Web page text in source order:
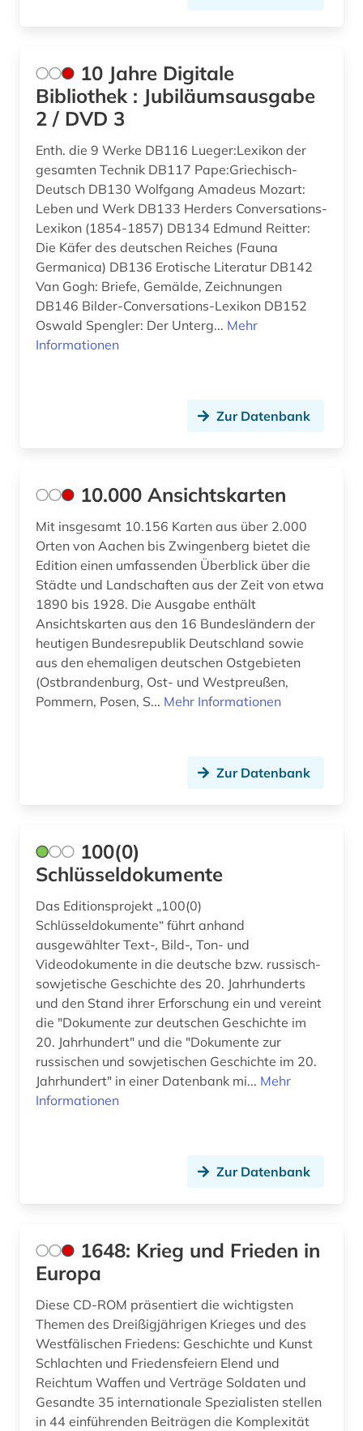
anne frank (1)
anschrift (1)
ansichtskarte (1)
ansichtspostkarte (4)
antarktika (1)
antarktis (2)
anthologie (7)
anthropologie (9)
antiheld (1)
antijüdische propaganda (1)
antike religionen (1)
antikolonialismus (2)
antisemitismus (8)
antisemitismus (motiv) (1)
antisemitismusforschung (1)
aquarell (1)
arabisch (11)
arabische literatur (1)
arabische staaten (3)
arabistik (6)
arbeit (1)
arbeiterbewegung (12)
arbeiterin (1)
architekturgeschichte (1)
archiv (58)
archiv für kindertexte eva maria kohl (1)
archival documents (1)
archivalien (5)
archivbestand (2)
10 Jahre Digitale
Bibliothek : Jubiläumsausgabe
2 / DVD 3
Enth. die 9 Werke DB116 Lueger:Lexikon der
gesamten Technik DB117 Pape:Griechisch-
Deutsch DB130 Wolfgang Amadeus Mozart:
Leben und Werk DB133 Herders Conversations-
Lexikon (1854-1857) DB134 Edmund Reitter:
Die Käfer des deutschen Reiches (Fauna
Germanica) DB136 Erotische Literatur DB142
Van Gogh: Briefe, Gemälde, Zeichnungen
DB146 Bilder-Conversations-Lexikon DB152
Oswald Spengler: Der Unterg... Mehr
Informationen
Zur Datenbank
10.000 Ansichtskarten
Mit insgesamt 10.156 Karten aus über 2.000
Orten von Aachen bis Zwingenberg bietet die
Edition einen umfassenden Überblick über die
Städte und Landschaften aus der Zeit von etwa
1890 bis 1928. Die Ausgabe enthält
Ansichtskarten aus den 16 Bundesländern der
heutigen Bundesrepublik Deutschland sowie
aus den ehemaligen deutschen Ostgebieten
(Ostbrandenburg, Ost- und Westpreußen,
Pommern, Posen, S... Mehr Informationen
Zur Datenbank
100(0)
Schlüsseldokumente
Das Editionsprojekt „100(0)
Schlüsseldokumente“ führt anhand
ausgewählter Text-, Bild-, Ton- und
Videodokumente in die deutsche bzw. russisch-
sowjetische Geschichte des 20. Jahrhunderts
und den Stand ihrer Erforschung ein und vereint
die "Dokumente zur deutschen Geschichte im
20. Jahrhundert" und die "Dokumente zur
russischen und sowjetischen Geschichte im 20.
Jahrhundert" in einer Datenbank mi... Mehr
Informationen
Zur Datenbank
1648: Krieg und Frieden in
Europa
Diese CD-ROM präsentiert die wichtigsten
Themen des Dreißigjährigen Krieges und des
Westfälischen Friedens: Geschichte und Kunst
Schlachten und Friedensfeiern Elend und
Reichtum Waffen und Verträge Soldaten und
Gesandte 35 internationale Spezialisten stellen
in 44 einführenden Beiträgen die Komplexität